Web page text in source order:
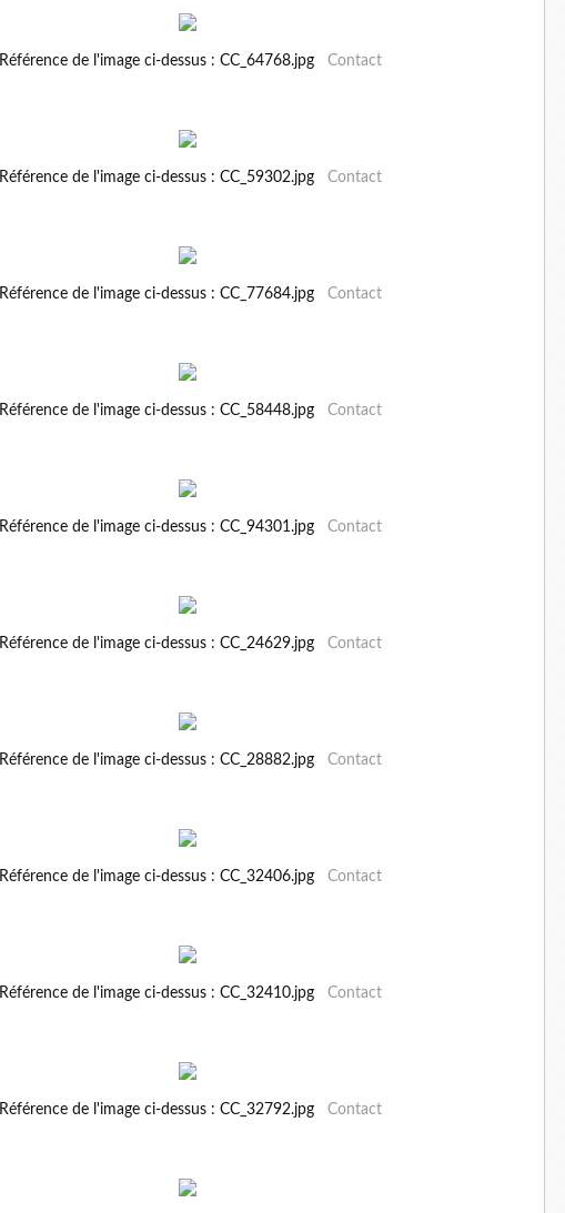
Référence de l'image ci-dessus : CC_64768.jpg Contact
Référence de l'image ci-dessus : CC_59302.jpg Contact
Référence de l'image ci-dessus : CC_77684.jpg Contact
Référence de l'image ci-dessus : CC_58448.jpg Contact
Référence de l'image ci-dessus : CC_94301.jpg Contact
Référence de l'image ci-dessus : CC_24629.jpg Contact
Référence de l'image ci-dessus : CC_28882.jpg Contact
Référence de l'image ci-dessus : CC_32406.jpg Contact
Référence de l'image ci-dessus : CC_32410.jpg Contact
Référence de l'image ci-dessus : CC_32792.jpg Contact